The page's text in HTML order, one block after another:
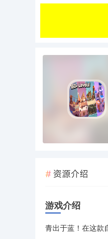
资源介绍
游戏介绍
青出于蓝！在这款